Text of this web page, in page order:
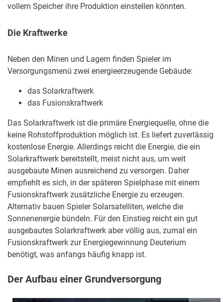
vollem Speicher ihre Produktion einstellen könnten.
Die Kraftwerke
Neben den Minen und Lagern finden Spieler im
Versorgungsmenü zwei energieerzeugende Gebäude:
das Solarkraftwerk
das Fusionskraftwerk
Das Solarkraftwerk ist die primäre Energiequelle, ohne die
keine Rohstoffproduktion möglich ist. Es liefert zuverlässig
kostenlose Energie. Allerdings reicht die Energie, die ein
Solarkraftwerk bereitstellt, meist nicht aus, um weit
ausgebaute Minen ausreichend zu versorgen. Daher
empfiehlt es sich, in der späteren Spielphase mit einem
Fusionskraftwerk zusätzliche Energie zu erzeugen.
Alternativ bauen Spieler Solarsatelliten, welche die
Sonnenenergie bündeln. Für den Einstieg reicht ein gut
ausgebautes Solarkraftwerk aber völlig aus, zumal ein
Fusionskraftwerk zur Energiegewinnung Deuterium
benötigt, was anfangs häufig knapp ist.
Der Aufbau einer Grundversorgung